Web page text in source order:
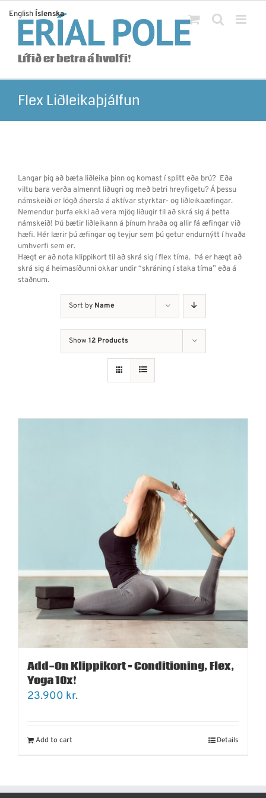
content
Lífið er betra á hvolfi!
Flex Liðleikaþjálfun
Langar þig að bæta liðleika þinn og komast í splitt eða brú? Eða
viltu bara verða almennt liðugri og með betri hreyfigetu? Á þessu
námskeiði er lögð áhersla á aktívar styrktar- og liðleikaæfingar.
Nemendur þurfa ekki að vera mjög liðugir til að skrá sig á þetta
námskeið! Þú bætir liðleikann á þínum hraða og allir fá æfingar við
hæfi. Hér lærir þú æfingar og teyjur sem þú getur endurnýtt í hvaða
umhverfi sem er.
Hægt er að nota klippikort til að skrá sig í flex tíma. Þá er hægt að
skrá sig á heimasíðunni okkar undir “skráning í staka tíma” eða á
staðnum.
Sort by Name
Show 12 Products
Add-On Klippikort – Conditioning, Flex,
Yoga 10x!
23.900 kr.
Add to cart Details
English Íslenska